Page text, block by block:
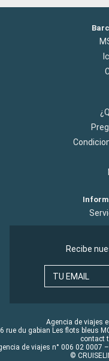
Recibe
TU EMAIL
Agencia de viajes
rue du gabian Les flots bleus
contact
de viajes n° 006 02 0007
©